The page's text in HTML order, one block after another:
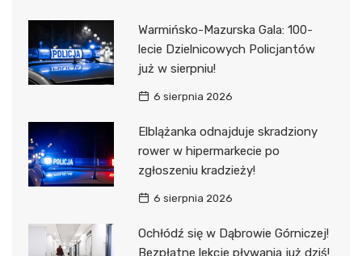
Warmińsko-Mazurska Gala: 100-
lecie Dzielnicowych Policjantów
już w sierpniu!
6 sierpnia 2026
Elblążanka odnajduje skradziony
rower w hipermarkecie po
zgłoszeniu kradzieży!
6 sierpnia 2026
Ochłódź się w Dąbrowie Górniczej!
Bezpłatne lekcje pływania już dziś!